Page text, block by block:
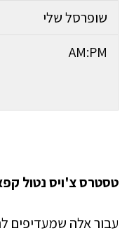
שופרסל שלי
AM:PM
טסטרס צ'ויס נטול קפאין –
עבור אלה שמעדיפים